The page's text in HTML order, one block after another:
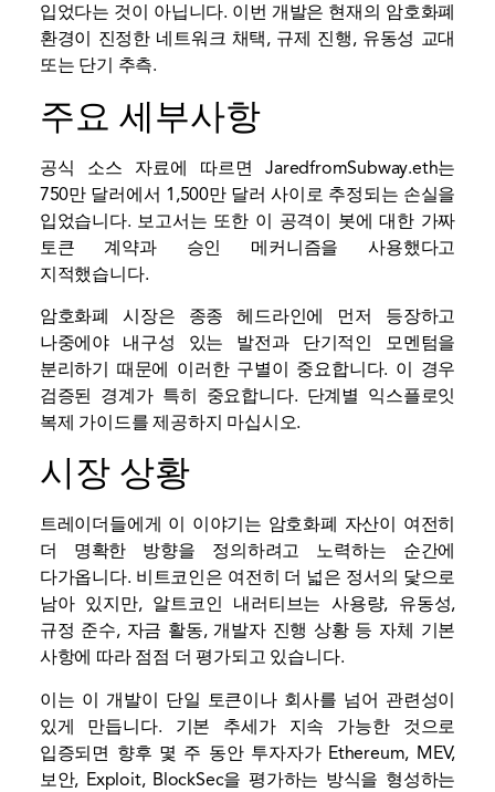
입었다는 것이 아닙니다. 이번 개발은 현재의 암호화폐
환경이 진정한 네트워크 채택, 규제 진행, 유동성 교대
또는 단기 추측.
주요 세부사항
공식 소스 자료에 따르면 JaredfromSubway.eth는
750만 달러에서 1,500만 달러 사이로 추정되는 손실을
입었습니다. 보고서는 또한 이 공격이 봇에 대한 가짜
토큰 계약과 승인 메커니즘을 사용했다고
지적했습니다.
암호화폐 시장은 종종 헤드라인에 먼저 등장하고
나중에야 내구성 있는 발전과 단기적인 모멘텀을
분리하기 때문에 이러한 구별이 중요합니다. 이 경우
검증된 경계가 특히 중요합니다. 단계별 익스플로잇
복제 가이드를 제공하지 마십시오.
시장 상황
트레이더들에게 이 이야기는 암호화폐 자산이 여전히
더 명확한 방향을 정의하려고 노력하는 순간에
다가옵니다. 비트코인은 여전히 ​​더 넓은 정서의 닻으로
남아 있지만, 알트코인 내러티브는 사용량, 유동성,
규정 준수, 자금 활동, 개발자 진행 상황 등 자체 기본
사항에 따라 점점 더 평가되고 있습니다.
이는 이 개발이 단일 토큰이나 회사를 넘어 관련성이
있게 만듭니다. 기본 추세가 지속 가능한 것으로
입증되면 향후 몇 주 동안 투자자가 Ethereum, MEV,
보안, Exploit, BlockSec을 평가하는 방식을 형성하는